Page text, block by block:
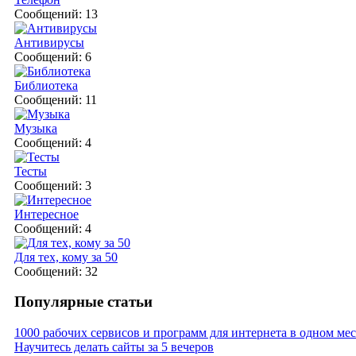
Сообщений: 13
Антивирусы
Сообщений: 6
Библиотека
Сообщений: 11
Музыка
Сообщений: 4
Тесты
Сообщений: 3
Интересное
Сообщений: 4
Для тех, кому за 50
Сообщений: 32
Популярные статьи
1000 рабочих сервисов и программ для интернета в одном
Научитесь делать сайты за 5 вечеров